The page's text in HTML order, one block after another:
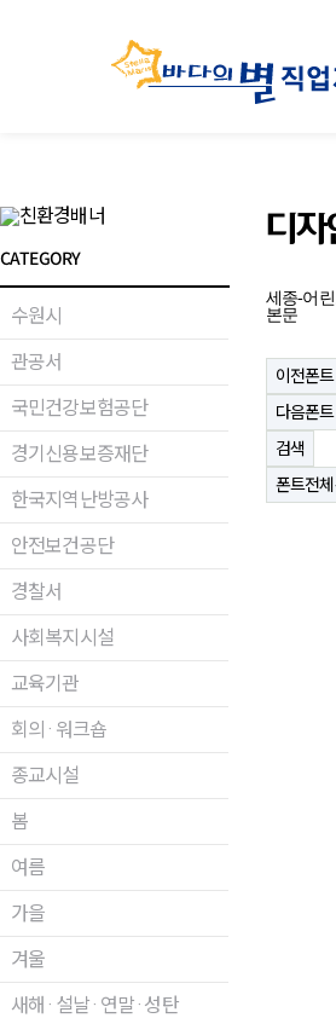
CATEGORY
수원시
관공서
국민건강보험공단
경기신용보증재단
한국지역난방공사
안전보건공단
경찰서
사회복지시설
교육기관
회의 · 워크숍
종교시설
봄
여름
가을
겨울
새해 · 설날 · 연말 · 성탄
디
세종-어
본문
이전폰트
다음폰트
검색
폰트전